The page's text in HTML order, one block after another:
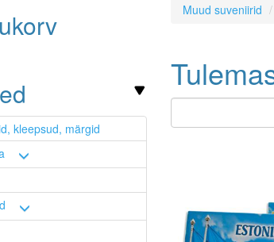
kleepsud, märgid
Muud suveniirid